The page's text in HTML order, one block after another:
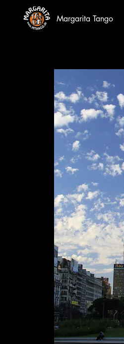
Margarita Tango